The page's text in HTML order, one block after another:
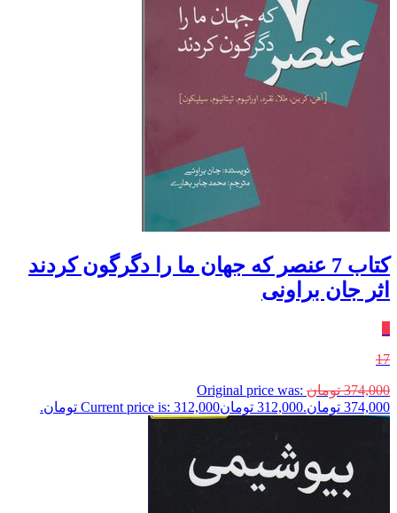
کتاب 7 عنصر که جهان ما را دگرگون کردند
اثر جان براونی
17
374,000 تومان Original price was:
374,000 تومان.
312,000 تومانCurrent price is: 312,000 تومان.